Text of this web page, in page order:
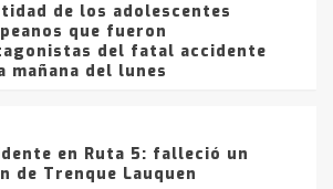
de los adolescentes
que fueron
del fatal accidente
mañana del lunes
en Ruta 5: falleció un
de Trenque Lauquen